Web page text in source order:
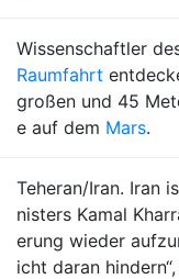
Wissenschaftler
Raumfahrt
großen und 45
e auf dem Mars.
Teheran/Iran. Iran
nisters Kamal
erung wieder
icht daran